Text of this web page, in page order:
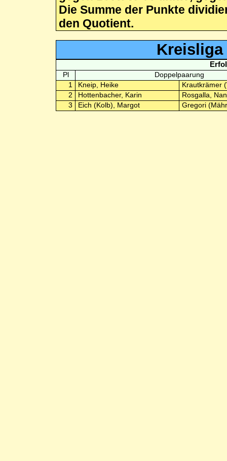
Die Summe der Punkte
den Quotient.
Kreisliga
Pl
Doppelpaarung
1
Kneip, Heike
Krautkrämer
2
Hottenbacher, Karin
Rosgalla,
3
Eich (Kolb), Margot Gregori